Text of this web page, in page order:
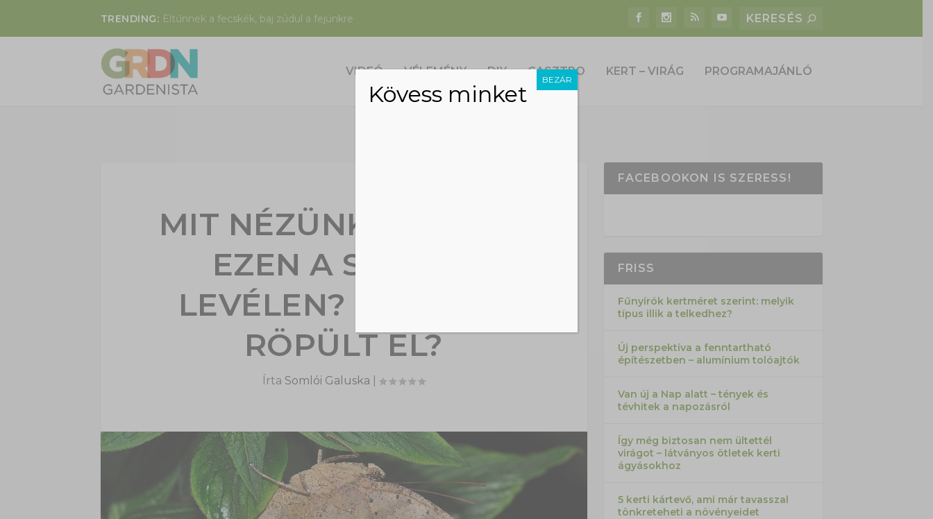
TRENDING: Eltűnnek a fecskék, baj zúdul a fejünkre
VIDEÓ VÉLEMÉNY DIY GASZTRO KERT – VIRÁG PROGRAMAJÁNLÓ
MIT NÉZÜNK ANNYIRA
EZEN A SZÁRAZ
LEVÉLEN? ÉS MIÉRT
RÖPÜLT EL?
Írta Somlói Galuska
FACEBOOKON IS SZERESS!
FRISS
Fűnyírók kertméret szerint: melyik
típus illik a telkedhez?
Új perspektíva a fenntartható
építészetben – alumínium tolóajtók
Van új a Nap alatt – tények és
tévhitek a napozásról
Így még biztosan nem ültettél
virágot – látványos ötletek kerti
ágyásokhoz
5 kerti kártevő, ami már tavasszal
tönkreteheti a növényeidet
Kövess minket
BEZÁR